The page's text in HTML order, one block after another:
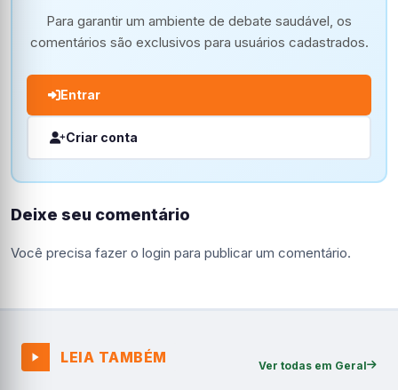
Para garantir um ambiente de debate saudável, os
comentários são exclusivos para usuários cadastrados.
Entrar
Criar conta
Deixe seu comentário
Você precisa fazer o login para publicar um comentário.
LEIA TAMBÉM Ver todas em Geral